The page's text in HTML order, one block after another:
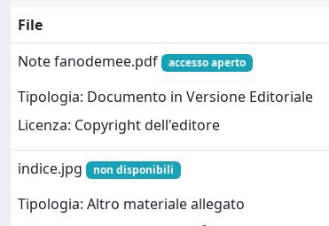
File
Note fanodemee.pdf
accesso aperto
Tipologia: Documento in Versione Editoriale
Licenza: Copyright dell'editore
indice.jpg non disponibili
Tipologia: Altro materiale allegato